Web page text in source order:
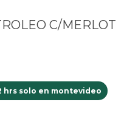
C/MERLOT
hrs solo en montevideo